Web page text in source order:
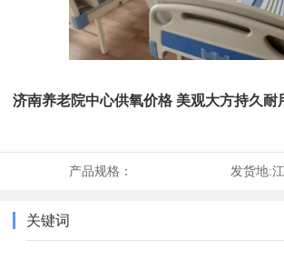
济南养老院中心供氧价格 美观大方持久耐
产品规格： 发货地:
关键词